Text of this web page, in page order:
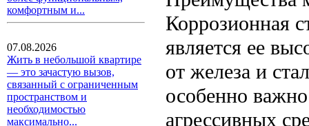
комфортным и...
07.08.2026
Жить в небольшой квартире
— это зачастую вызов,
связанный с ограниченным
пространством и
необходимостью
максимально...
Коррозионная
является ее
от железа и
особенно
агрессивных